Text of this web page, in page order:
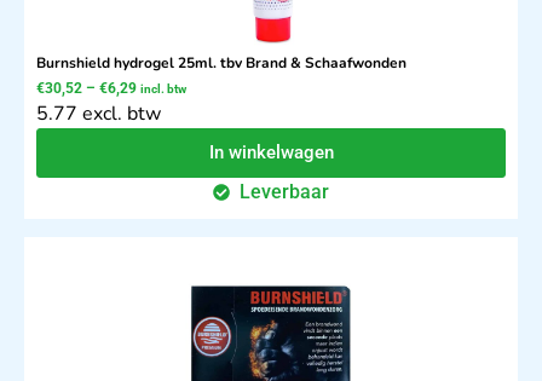
Burnshield hydrogel 25ml. tbv Brand & Schaafwonden
€30,52 – €6,29 incl. btw
5.77 excl. btw
In winkelwagen
Leverbaar